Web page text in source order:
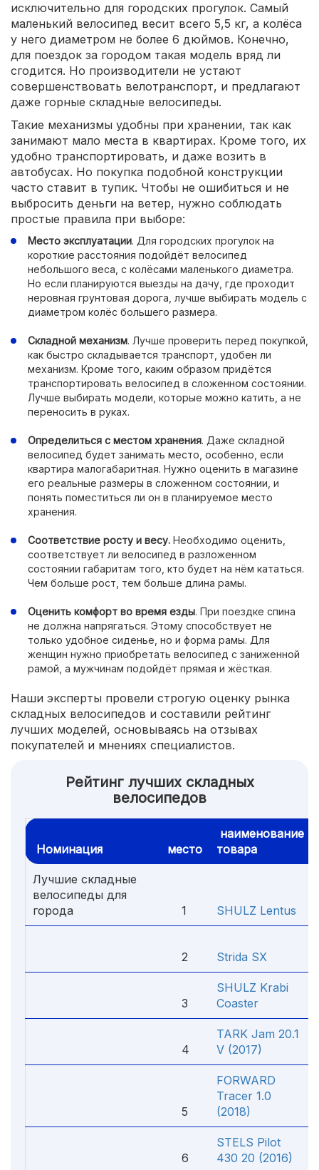
исключительно для городских прогулок. Самый
маленький велосипед весит всего 5,5 кг, а колёса
у него диаметром не более 6 дюймов. Конечно,
для поездок за городом такая модель вряд ли
сгодится. Но производители не устают
совершенствовать велотранспорт, и предлагают
даже горные складные велосипеды.
Такие механизмы удобны при хранении, так как
занимают мало места в квартирах. Кроме того, их
удобно транспортировать, и даже возить в
автобусах. Но покупка подобной конструкции
часто ставит в тупик. Чтобы не ошибиться и не
выбросить деньги на ветер, нужно соблюдать
простые правила при выборе:
Место эксплуатации. Для городских прогулок на
короткие расстояния подойдёт велосипед
небольшого веса, с колёсами маленького диаметра.
Но если планируются выезды на дачу, где проходит
неровная грунтовая дорога, лучше выбирать модель с
диаметром колёс большего размера.
Складной механизм. Лучше проверить перед покупкой,
как быстро складывается транспорт, удобен ли
механизм. Кроме того, каким образом придётся
транспортировать велосипед в сложенном состоянии.
Лучше выбирать модели, которые можно катить, а не
переносить в руках.
Определиться с местом хранения. Даже складной
велосипед будет занимать место, особенно, если
квартира малогабаритная. Нужно оценить в магазине
его реальные размеры в сложенном состоянии, и
понять поместиться ли он в планируемое место
хранения.
Соответствие росту и весу. Необходимо оценить,
соответствует ли велосипед в разложенном
состоянии габаритам того, кто будет на нём кататься.
Чем больше рост, тем больше длина рамы.
Оценить комфорт во время езды. При поездке спина
не должна напрягаться. Этому способствует не
только удобное сиденье, но и форма рамы. Для
женщин нужно приобретать велосипед с заниженной
рамой, а мужчинам подойдёт прямая и жёсткая.
Наши эксперты провели строгую оценку рынка
складных велосипедов и составили рейтинг
лучших моделей, основываясь на отзывах
покупателей и мнениях специалистов.
Рейтинг лучших складных
велосипедов
Номинация место
наименование
товара
Лучшие складные
велосипеды для
города
1 SHULZ Lentus
2 Strida SX
3
SHULZ Krabi
Coaster
4
TARK Jam 20.1
V (2017)
5
FORWARD
Tracer 1.0
(2018)
6
STELS Pilot
430 20 (2016)